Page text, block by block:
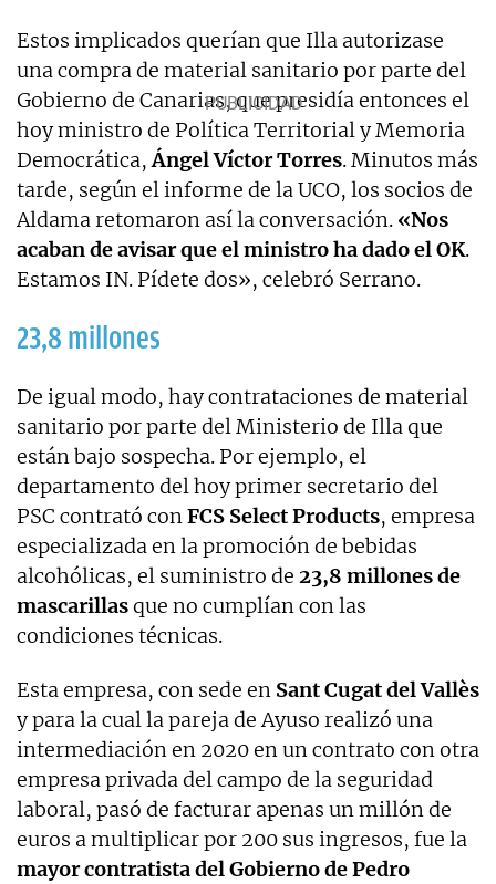
Estos implicados querían que Illa autorizase
una compra de material sanitario por parte del
Gobierno de Canarias, que presidía entonces el
hoy ministro de Política Territorial y Memoria
Democrática,Ángel Víctor Torres. Minutos más
tarde, según el informe de la UCO, los socios de
Aldama retomaron así la conversación. «Nos
acaban de avisar que el ministro ha dado el OK.
Estamos IN. Pídete dos», celebró Serrano.
23,8 millones
De igual modo, hay contrataciones de material
sanitario por parte del Ministerio de Illa que
están bajo sospecha. Por ejemplo, el
departamento del hoy primer secretario del
PSC contrató conFCS Select Products, empresa
especializada en la promoción de bebidas
alcohólicas, el suministro de 23,8 millones de
mascarillasque no cumplían con las
condiciones técnicas.
Esta empresa, con sede en Sant Cugat del Vallès
y para la cual la pareja de Ayuso realizó una
intermediación en 2020 en un contrato con otra
empresa privada del campo de la seguridad
laboral, pasó de facturar apenas un millón de
euros a multiplicar por 200 sus ingresos, fue la
mayor contratista del Gobierno de Pedro